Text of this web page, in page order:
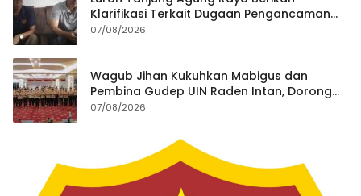
Klarifikasi Terkait Dugaan Pengancaman
Antar Warga Yang Berujung Laporan ke
07/08/2026
Wagub Jihan Kukuhkan Mabigus dan
Pembina Gudep UIN Raden Intan, Dorong
Penguatan Karakter Generasi Muda
07/08/2026